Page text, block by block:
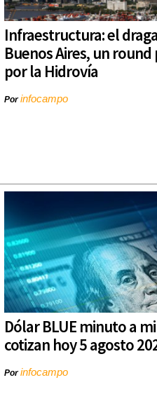
Infraestructura: el
Buenos Aires, un
por la Hidrovía
Porinfocampo
Dólar BLUE minuto a
cotizan hoy 5 agosto
Porinfocampo